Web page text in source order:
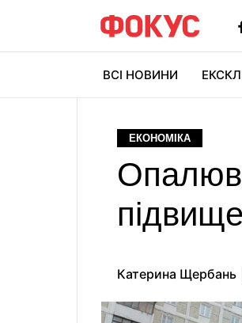
ВСІ НОВИНИ
ЕКОНОМІКА
Катерина Щербань